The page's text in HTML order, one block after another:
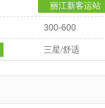
丽江新客运站
300-600
三星/舒适